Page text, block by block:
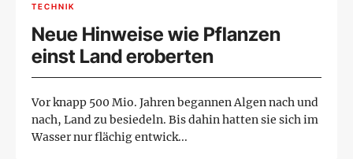
TECHNIK
Neue Hinweise wie Pflanzen
einst Land eroberten
Vor knapp 500 Mio. Jahren begannen Algen nach und
nach, Land zu besiedeln. Bis dahin hatten sie sich im
Wasser nur flächig entwick...